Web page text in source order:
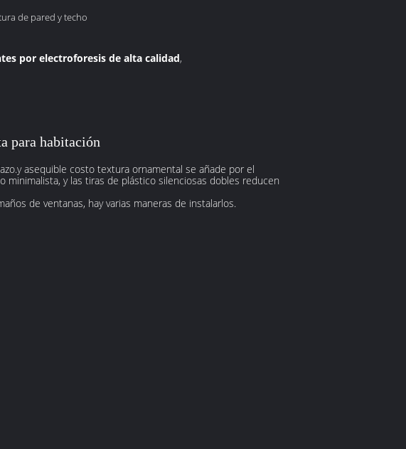
de pared y techo
por electroforesis de alta calidad,
para habitación
asequible costo textura ornamental se añade por el
y las tiras de plástico silenciosas dobles reducen
de ventanas, hay varias maneras de instalarlos.